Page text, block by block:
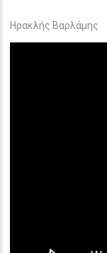
Ηρακλής Βαρλάμης